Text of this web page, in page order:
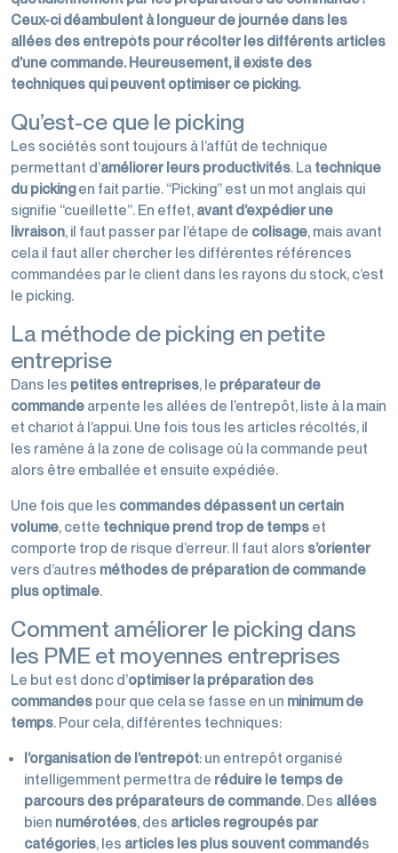
Ceux-ci déambulent à longueur de journée dans les
allées des entrepôts pour récolter les différents articles
d’une commande. Heureusement, il existe des
techniques qui peuvent optimiser ce picking.
Qu’est-ce que le picking
Les sociétés sont toujours à l’affût de technique
permettant d’améliorer leurs productivités. La technique
du pickingen fait partie. “Picking” est un mot anglais qui
signifie “cueillette”. En effet, avant d’expédier une
livraison, il faut passer par l’étape de colisage, mais avant
cela il faut aller chercher les différentes références
commandées par le client dans les rayons du stock, c’est
le picking.
La méthode de picking en petite
entreprise
Dans les petites entreprises, le préparateur de
commande arpente les allées de l’entrepôt, liste à la main
et chariot à l’appui. Une fois tous les articles récoltés, il
les ramène à la zone de colisage où la commande peut
alors être emballée et ensuite expédiée.
Une fois que les commandes dépassent un certain
volume, cette technique prend trop de temps et
comporte trop de risque d’erreur. Il faut alors s’orienter
vers d’autres méthodes de préparation de commande
plus optimale.
Comment améliorer le picking dans
les PME et moyennes entreprises
Le but est donc d’optimiser la préparation des
commandes pour que cela se fasse en un minimum de
temps. Pour cela, différentes techniques:
l’organisation de l’entrepôt: un entrepôt organisé
intelligemment permettra de réduire le temps de
parcours des préparateurs de commande. Des allées
bien numérotées, des articles regroupés par
catégories, les articles les plus souvent commandés